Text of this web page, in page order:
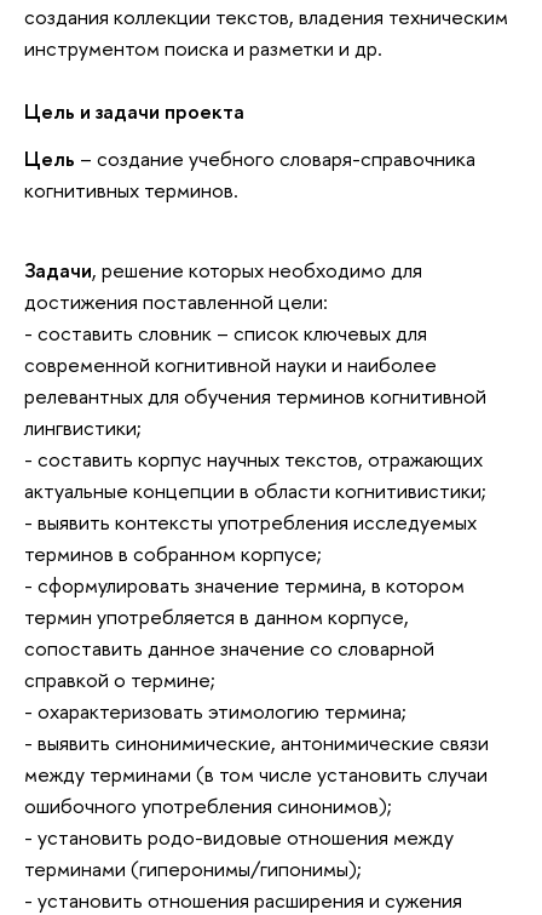
создания коллекции текстов, владения техническим
инструментом поиска и разметки и др.
Цель и задачи проекта
Цель – создание учебного словаря-справочника
когнитивных терминов.
Задачи, решение которых необходимо для
достижения поставленной цели:
- составить словник – список ключевых для
современной когнитивной науки и наиболее
релевантных для обучения терминов когнитивной
лингвистики;
- составить корпус научных текстов, отражающих
актуальные концепции в области когнитивистики;
- выявить контексты употребления исследуемых
терминов в собранном корпусе;
- сформулировать значение термина, в котором
термин употребляется в данном корпусе,
сопоставить данное значение со словарной
справкой о термине;
- охарактеризовать этимологию термина;
- выявить синонимические, антонимические связи
между терминами (в том числе установить случаи
ошибочного употребления синонимов);
- установить родо-видовые отношения между
терминами (гиперонимы/гипонимы);
- установить отношения расширения и сужения